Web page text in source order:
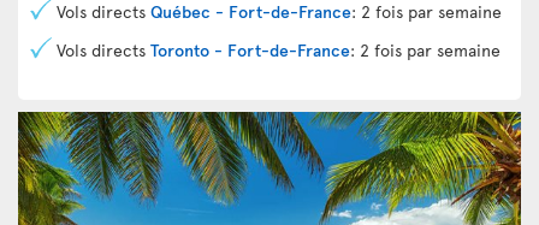
Vols directs Québec - Fort-de-France: 2 fois par semaine
Vols directs Toronto - Fort-de-France: 2 fois par semaine